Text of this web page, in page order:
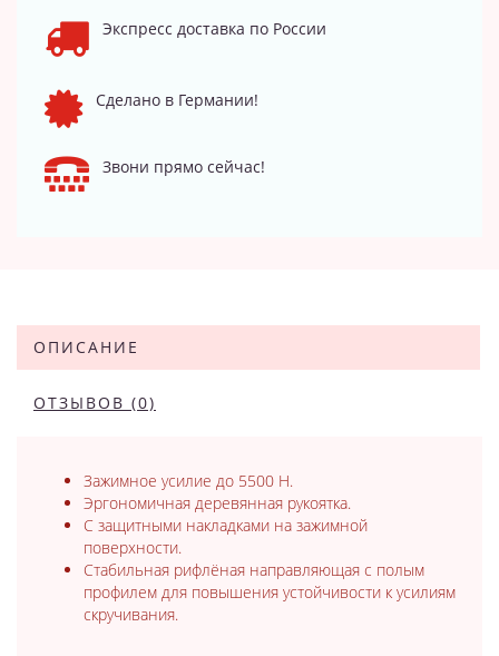
Экспресс доставка по России
Сделано в Германии!
Звони прямо сейчас!
ОПИСАНИЕ
ОТЗЫВОВ (0)
Зажимное усилие до 5500 Н.
Эргономичная деревянная рукоятка.
С защитными накладками на зажимной
поверхности.
Стабильная рифлёная направляющая с полым
профилем для повышения устойчивости к усилиям
скручивания.